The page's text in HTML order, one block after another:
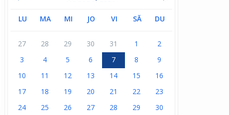
LU MA MI JO VI SĂ DU
27 28 29 30 31 1
2
3
4 5 6 7 8
9
10
11 12 13 14 15
16
17
18 19 20 21 22
23
24
25 26 27 28 29
30